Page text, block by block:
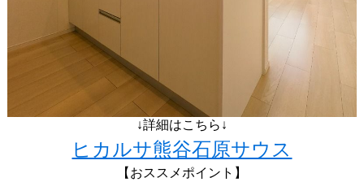
↓詳細はこちら↓
ヒカルサ熊谷石原サウス
【おススメポイント】